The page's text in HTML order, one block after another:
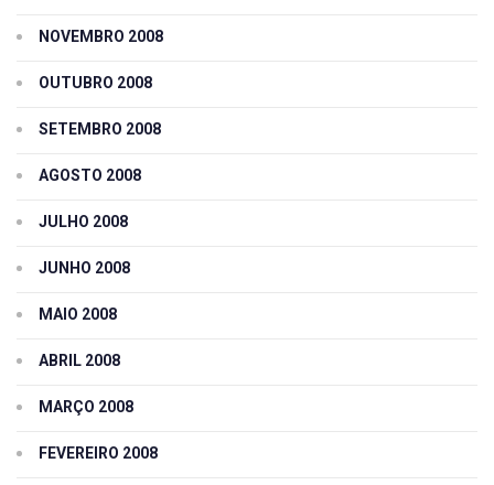
NOVEMBRO 2008
OUTUBRO 2008
SETEMBRO 2008
AGOSTO 2008
JULHO 2008
JUNHO 2008
MAIO 2008
ABRIL 2008
MARÇO 2008
FEVEREIRO 2008